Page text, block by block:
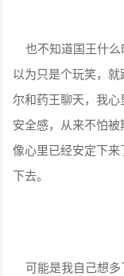
也不知道国王什么
以为只是个玩笑，
尔和药王聊天，我
安全感，从来不怕
像心里已经安定下
下去。
可能是我自己想多